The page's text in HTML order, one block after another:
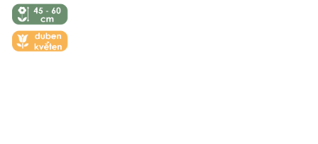
↕️ VÝŠKA 45
- 60 CM
🌼 KVĚT -
DUBEN-
KVĚTEN